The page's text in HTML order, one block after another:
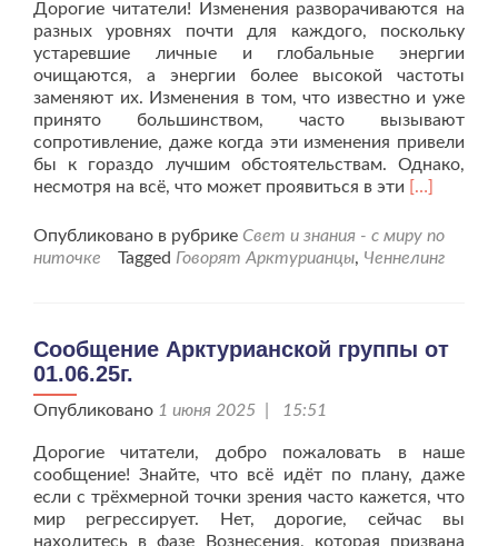
Дорогие читатели! Изменения разворачиваются на
разных уровнях почти для каждого, поскольку
устаревшие личные и глобальные энергии
очищаются, а энергии более высокой частоты
заменяют их. Изменения в том, что известно и уже
принято большинством, часто вызывают
сопротивление, даже когда эти изменения привели
бы к гораздо лучшим обстоятельствам. Однако,
несмотря на всё, что может проявиться в эти Читать
[…]
Опубликовано в рубрике Свет и знания - с миру по
ниточке
Tagged Говорят Арктурианцы, Ченнелинг
Сообщение Арктурианской группы от
01.06.25г.
Опубликовано 1 июня 2025 | 15:51
Дорогие читатели, добро пожаловать в наше
сообщение! Знайте, что всё идёт по плану, даже
если с трёхмерной точки зрения часто кажется, что
мир регрессирует. Нет, дорогие, сейчас вы
находитесь в фазе Вознесения, которая призвана